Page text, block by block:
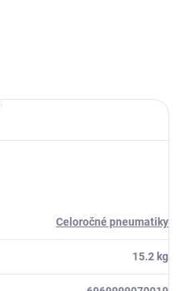
Celoročné pneumatiky
15.2 kg